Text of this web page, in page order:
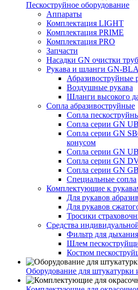
Пескоструйное оборудование
Аппараты
Комплектация LIGHT
Комплектация PRIME
Комплектация PRO
Запчасти
Насадки GN очистки труб
Рукава и шланги GN-
Абразивоструйные
Воздушные рукава
Шланги высокого
Сопла абразивоструйные
Сопла
Сопла серии GN
Сопла серии GN
конусом
Сопла серии GN
Сопла серии GN
Сопла серии GN
Специальные сопла
Комплектующие к
Для рукавов
Для рукавов
Тросики
Средства
Фильтр для дыхания
Шлем
Костюм
Оборудование для штукатурки